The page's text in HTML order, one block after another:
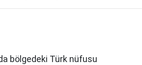
bölgedeki Türk nüfusu